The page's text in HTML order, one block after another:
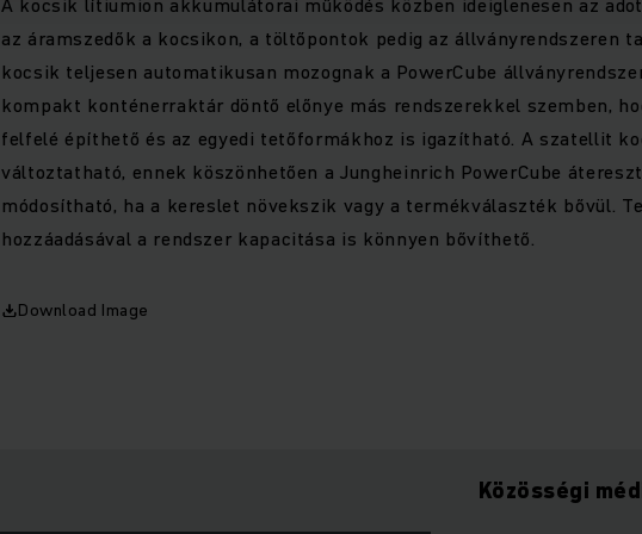
az áramszedők a kocsikon, a töltőpontok pedig az állványrendszeren
kocsik teljesen automatikusan mozognak a PowerCube
kompakt konténerraktár döntő előnye más rendszerekkel szemben,
felfelé építhető és az egyedi tetőformákhoz is igazítható. A szatellit
változtatható, ennek köszönhetően a Jungheinrich PowerCube
módosítható, ha a kereslet növekszik vagy a termékválaszték bővül.
hozzáadásával a rendszer kapacitása is könnyen bővíthető.
Download Image
Közösségi